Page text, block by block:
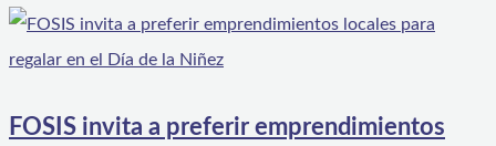
FOSIS invita a preferir emprendimientos